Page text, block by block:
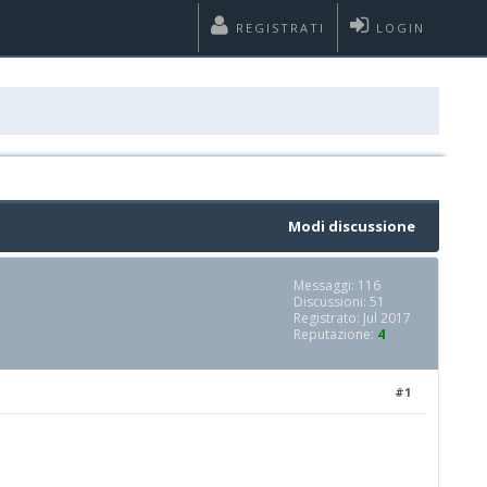
LOGIN
REGISTRATI
Modi discussione
Messaggi: 116
Discussioni: 51
Registrato: Jul 2017
Reputazione: 4
#1